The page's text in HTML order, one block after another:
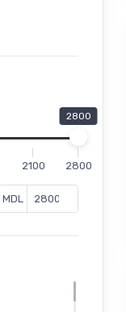
2800
2100 2800
MDL